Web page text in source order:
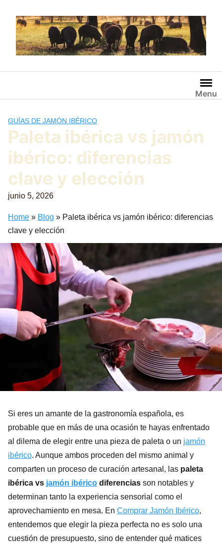
contenido
Menu
GUÍAS DE JAMÓN IBÉRICO
Paleta ibérica vs jamón
ibérico: diferencias
clave y elección
junio 5, 2026
Home » Blog » Paleta ibérica vs jamón ibérico: diferencias
clave y elección
Si eres un amante de la gastronomía española, es
probable que en más de una ocasión te hayas enfrentado
al dilema de elegir entre una pieza de paleta o un jamón
ibérico. Aunque ambos proceden del mismo animal y
comparten un proceso de curación artesanal, las paleta
ibérica vs jamón ibérico diferencias son notables y
determinan tanto la experiencia sensorial como el
aprovechamiento en mesa. En Comprar Jamón Ibérico,
entendemos que elegir la pieza perfecta no es solo una
cuestión de presupuesto, sino de entender qué matices